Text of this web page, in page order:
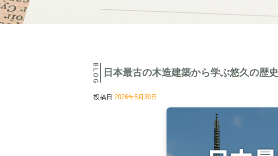
日本最古の木造建築から学ぶ悠久の歴史
投稿日 2026年5月30日